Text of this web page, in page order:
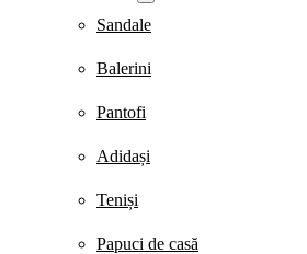
Sandale
Balerini
Pantofi
Adidași
Teniși
Papuci de casă